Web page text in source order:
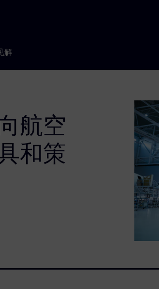
解
航空
和策